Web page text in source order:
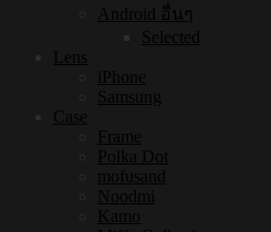
Android อื่นๆ
Selected
Lens
iPhone
Samsung
Case
Frame
Polka Dot
mofusand
Noodmi
Kamo